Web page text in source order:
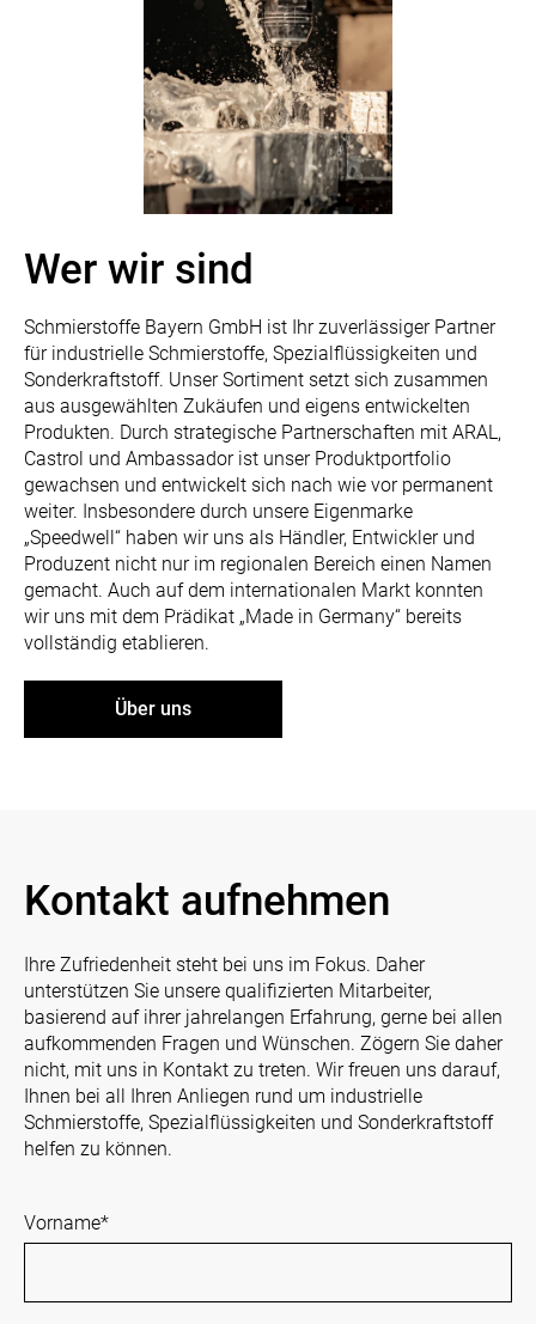
Wer wir sind
Schmierstoffe Bayern GmbH ist Ihr zuverlässiger Partner
für industrielle Schmierstoffe, Spezialflüssigkeiten und
Sonderkraftstoff. Unser Sortiment setzt sich zusammen
aus ausgewählten Zukäufen und eigens entwickelten
Produkten. Durch strategische Partnerschaften mit ARAL,
Castrol und Ambassador ist unser Produktportfolio
gewachsen und entwickelt sich nach wie vor permanent
weiter. Insbesondere durch unsere Eigenmarke
„Speedwell“ haben wir uns als Händler, Entwickler und
Produzent nicht nur im regionalen Bereich einen Namen
gemacht. Auch auf dem internationalen Markt konnten
wir uns mit dem Prädikat „Made in Germany“ bereits
vollständig etablieren.
Über uns
Kontakt aufnehmen
Ihre Zufriedenheit steht bei uns im Fokus. Daher
unterstützen Sie unsere qualifizierten Mitarbeiter,
basierend auf ihrer jahrelangen Erfahrung, gerne bei allen
aufkommenden Fragen und Wünschen. Zögern Sie daher
nicht, mit uns in Kontakt zu treten. Wir freuen uns darauf,
Ihnen bei all Ihren Anliegen rund um industrielle
Schmierstoffe, Spezialflüssigkeiten und Sonderkraftstoff
helfen zu können.
Vorname*